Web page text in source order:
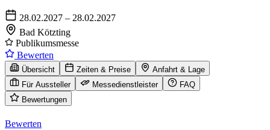
28.02.2027 – 28.02.2027
Bad Kötzting
Publikumsmesse
Bewerten
Übersicht Zeiten & Preise
Anfahrt & Lage
Für Aussteller
Messedienstleister
FAQ
Bewertungen
Bewerten